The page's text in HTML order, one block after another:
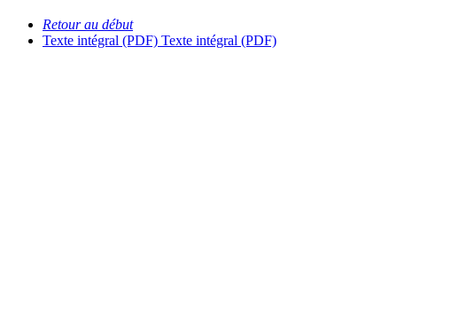
Retour au début
Texte intégral (PDF) Texte intégral (PDF)